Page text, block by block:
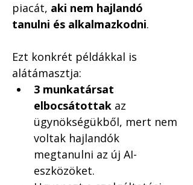
piacát, aki nem hajlandó
tanulni és alkalmazkodni.
Ezt konkrét példákkal is
alátámasztja:
3 munkatársat
elbocsátottak az
ügynökségükből, mert nem
voltak hajlandók
megtanulni az új AI-
eszközöket.